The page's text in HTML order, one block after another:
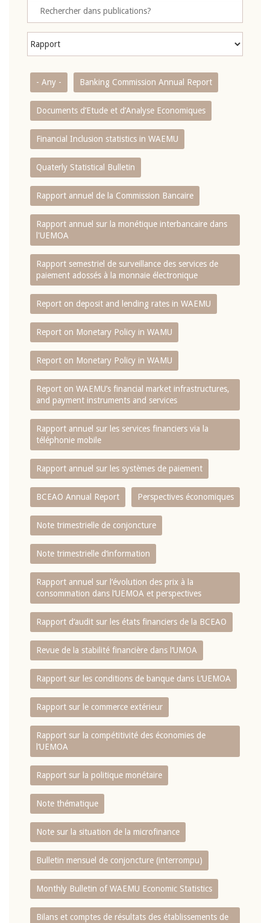
- Any - Banking Commission Annual Report
Documents d’Etude et d’Analyse Economiques
Financial Inclusion statistics in WAEMU
Quaterly Statistical Bulletin
Rapport annuel de la Commission Bancaire
Rapport annuel sur la monétique interbancaire dans
l'UEMOA
Rapport semestriel de surveillance des services de
paiement adossés à la monnaie électronique
Report on deposit and lending rates in WAEMU
Report on Monetary Policy in WAMU
Report on Monetary Policy in WAMU
Report on WAEMU’s financial market infrastructures,
and payment instruments and services
Rapport annuel sur les services financiers via la
téléphonie mobile
Rapport annuel sur les systèmes de paiement
BCEAO Annual Report Perspectives économiques
Note trimestrielle de conjoncture
Note trimestrielle d‘information
Rapport annuel sur l‘évolution des prix à la
consommation dans l‘UEMOA et perspectives
Rapport d‘audit sur les états financiers de la BCEAO
Revue de la stabilité financière dans l‘UMOA
Rapport sur les conditions de banque dans L‘UEMOA
Rapport sur le commerce extérieur
Rapport sur la compétitivité des économies de
l‘UEMOA
Rapport sur la politique monétaire
Note thématique
Note sur la situation de la microfinance
Bulletin mensuel de conjoncture (interrompu)
Monthly Bulletin of WAEMU Economic Statistics
Bilans et comptes de résultats des établissements de